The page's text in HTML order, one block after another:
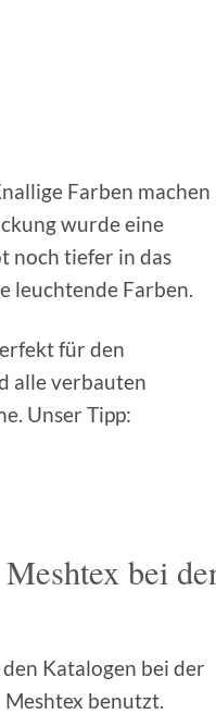
Farben machen
wurde eine
noch tiefer in das
leuchtende Farben.
für den
alle verbauten
Unser Tipp:
bei
Katalogen bei der
benutzt.